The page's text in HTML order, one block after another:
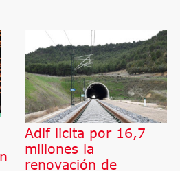
Adif licita por 16,7
millones la
renovación de